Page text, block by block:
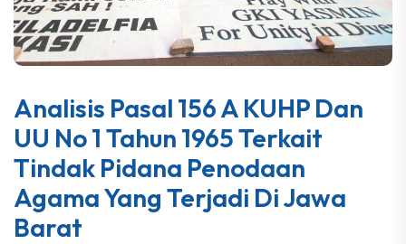
Analisis Pasal 156 A KUHP Dan
UU No 1 Tahun 1965 Terkait
Tindak Pidana Penodaan
Agama Yang Terjadi Di Jawa
Barat